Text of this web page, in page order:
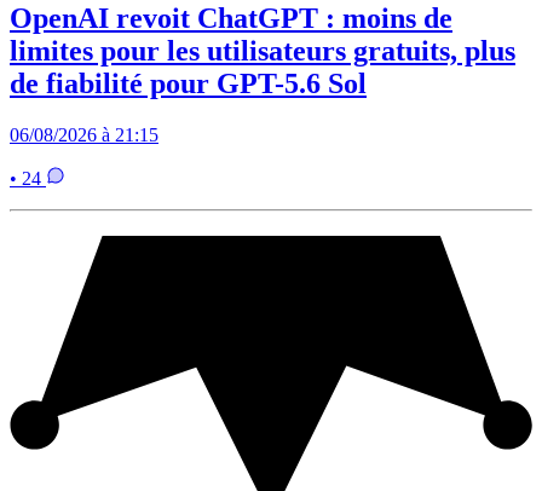
OpenAI revoit ChatGPT : moins de
limites pour les utilisateurs gratuits, plus
de fiabilité pour GPT-5.6 Sol
06/08/2026 à 21:15
• 24